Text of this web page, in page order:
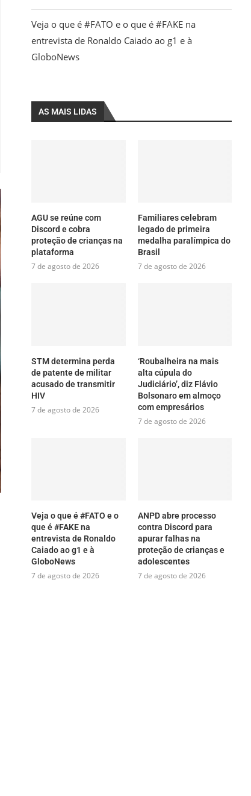
Veja o que é #FATO e o que é #FAKE na
entrevista de Ronaldo Caiado ao g1 e à
GloboNews
AS MAIS LIDAS
AGU se reúne com
Discord e cobra
proteção de crianças na
plataforma
7 de agosto de 2026
Familiares celebram
legado de primeira
medalha paralímpica do
Brasil
7 de agosto de 2026
STM determina perda
de patente de militar
acusado de transmitir
HIV
7 de agosto de 2026
‘Roubalheira na mais
alta cúpula do
Judiciário’, diz Flávio
Bolsonaro em almoço
com empresários
7 de agosto de 2026
Veja o que é #FATO e o
que é #FAKE na
entrevista de Ronaldo
Caiado ao g1 e à
GloboNews
7 de agosto de 2026
ANPD abre processo
contra Discord para
apurar falhas na
proteção de crianças e
adolescentes
7 de agosto de 2026